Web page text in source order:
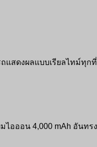
สดงผลแบบเรียลไทม์ทุกที่
อออน 4,000 mAh อันทร